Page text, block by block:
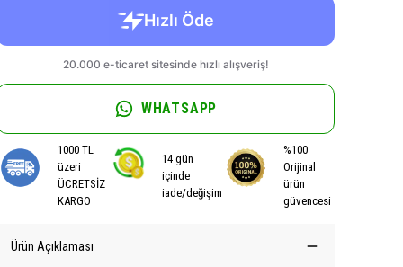
WHATSAPP
1000 TL
üzeri
ÜCRETSİZ
KARGO
14 gün
içinde
iade/değişim
%100
Orijinal
ürün
güvencesi
Ürün Açıklaması